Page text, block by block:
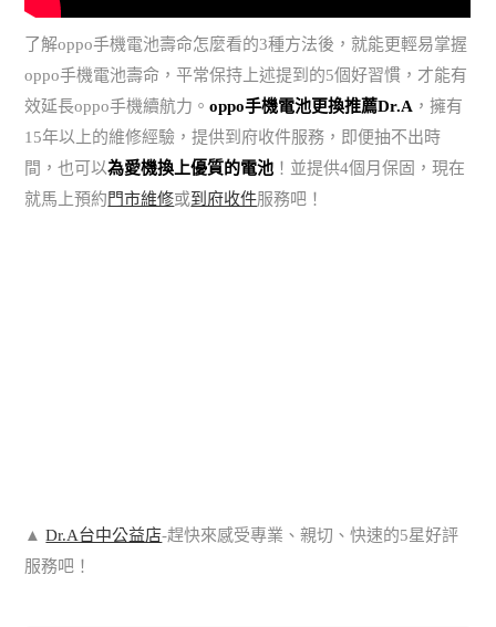
了解oppo手機電池壽命怎麼看的3種方法後，就能更輕易掌握
oppo手機電池壽命，平常保持上述提到的5個好習慣，才能有
效延長oppo手機續航力。oppo手機電池更換推薦Dr.A ，擁有
15年以上的維修經驗，提供到府收件服務，即便抽不出時
間，也可以為愛機換上優質的電池 ！並提供4個月保固，現在
就馬上預約門市維修或到府收件服務吧！
▲Dr.A台中公益店-趕快來感受專業、親切、快速的5星好評
服務吧！